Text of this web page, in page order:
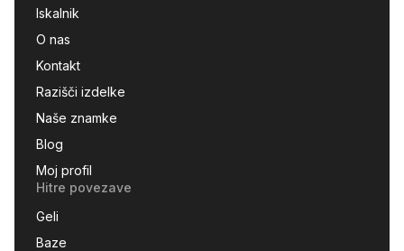
Iskalnik
O nas
Kontakt
Razišči izdelke
Naše znamke
Blog
Moj profil
Hitre povezave
Geli
Baze